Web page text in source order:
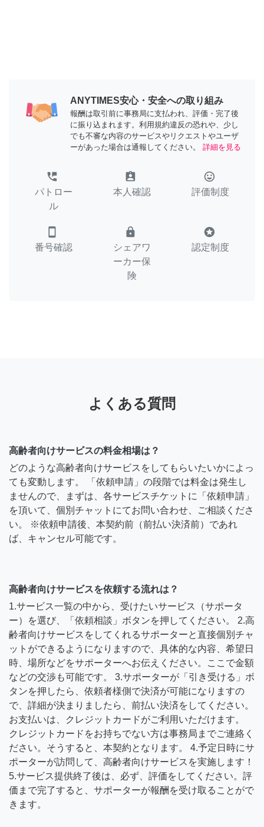
ANYTIMES安心・安全への取り組み
報酬は取引前に事務局に支払われ、評価・完了後
に振り込まれます。利用規約違反の恐れや、少し
でも不審な内容のサービスやリクエストやユーザ
ーがあった場合は通報してください。
詳細を見る
perm_phone_msg
パトロー
ル
assignment_ind
本人確認
tag_faces
評価制度
smartphone
番号確認
lock
シェアワ
ーカー保
険
stars
認定制度
よくある質問
高齢者向けサービスの料金相場は？
どのような高齢者向けサービスをしてもらいたいかによっ
ても変動します。 「依頼申請」の段階では料金は発生し
ませんので、まずは、各サービスチケットに「依頼申請」
を頂いて、個別チャットにてお問い合わせ、ご相談くださ
い。 ※依頼申請後、本契約前（前払い決済前）であれ
ば、キャンセル可能です。
高齢者向けサービスを依頼する流れは？
1.サービス一覧の中から、受けたいサービス（サポータ
ー）を選び、「依頼相談」ボタンを押してください。 2.高
齢者向けサービスをしてくれるサポーターと直接個別チャ
ットができるようになりますので、具体的な内容、希望日
時、場所などをサポーターへお伝えください。ここで金額
などの交渉も可能です。 3.サポーターが「引き受ける」ボ
タンを押したら、依頼者様側で決済が可能になりますの
で、詳細が決まりましたら、前払い決済をしてください。
お支払いは、クレジットカードがご利用いただけます。
クレジットカードをお持ちでない方は事務局までご連絡く
ださい。そうすると、本契約となります。 4.予定日時にサ
ポーターが訪問して、高齢者向けサービスを実施します！
5.サービス提供終了後は、必ず、評価をしてください。評
価まで完了すると、サポーターが報酬を受け取ることがで
きます。